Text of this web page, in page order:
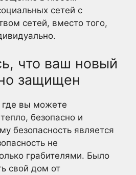
сетей с
сетей, вместо того,
что ваш новый
защищен
вы можете
безопасно и
безопасность является
не
грабителями. Было
свой дом от